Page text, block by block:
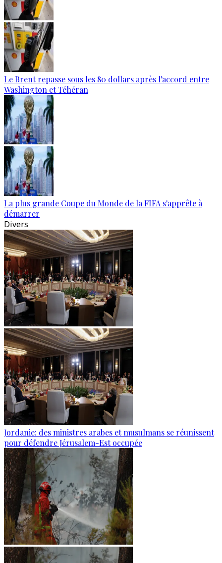
Le Brent repasse sous les 80 dollars après l’accord entre
Washington et Téhéran
La plus grande Coupe du Monde de la FIFA s'apprête à
démarrer
Divers
Jordanie: des ministres arabes et musulmans se réunissent
pour défendre Jérusalem-Est occupée